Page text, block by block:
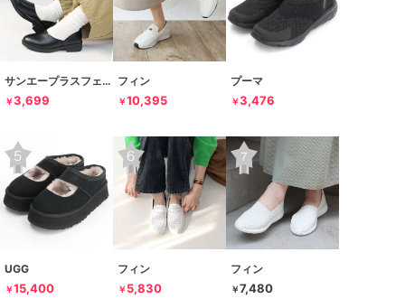
サンエープラスフェミニン
￥3,699
フィン
￥10,395
プーマ
￥3,476
UGG
￥15,400
フィン
￥ 5,830
フィン
￥7,480